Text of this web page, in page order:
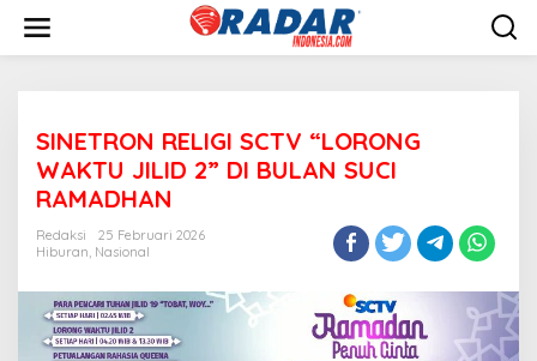
w
SINETRON RELIGI SCTV “LORONG
WAKTU JILID 2” DI BULAN SUCI
RAMADHAN
Redaksi
25 Februari 2026
Hiburan, Nasional